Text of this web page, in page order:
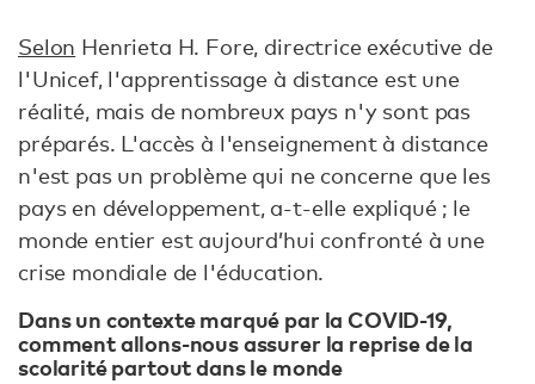
Selon Henrieta H. Fore, directrice exécutive de
l'Unicef, l'apprentissage à distance est une
réalité, mais de nombreux pays n'y sont pas
préparés. L'accès à l'enseignement à distance
n'est pas un problème qui ne concerne que les
pays en développement, a-t-elle expliqué ; le
monde entier est aujourd’hui confronté à une
crise mondiale de l'éducation.
Dans un contexte marqué par la COVID-19,
comment allons-nous assurer la reprise de la
scolarité partout dans le monde